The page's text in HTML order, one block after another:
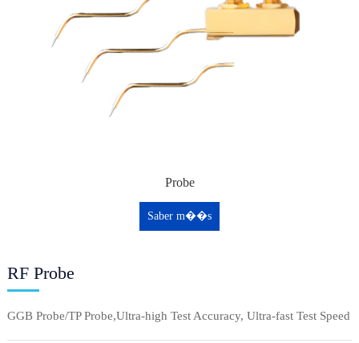
Probe
Saber m��s
RF Probe
GGB Probe/TP Probe,Ultra-high Test Accuracy, Ultra-fast Test Speed